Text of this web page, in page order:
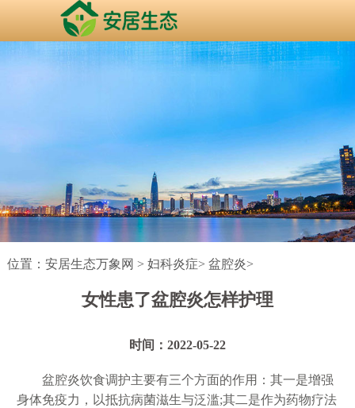
位置： 安居生态万象网 > 妇科炎症> 盆腔炎>
女性患了盆腔炎怎样护理
时间：2022-05-22
盆腔炎饮食调护主要有三个方面的作用：其一是增强
身体免疫力，以抵抗病菌滋生与泛滥;其二是作为药物疗法